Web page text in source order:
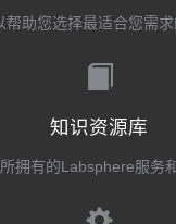
帮助您选择最适合您需求
知识资源库
拥有的Labsphere服务